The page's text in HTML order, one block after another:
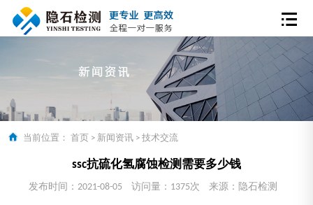
当前位置： 首页 > 新闻资讯 > 技术交流
ssc抗硫化氢腐蚀检测需要多少钱
发布时间：2021-08-05 访问量：1375次 来源：隐石检测